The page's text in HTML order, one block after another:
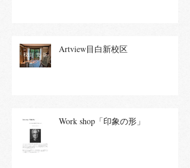
Artview目白新校区
Work shop「印象の形」